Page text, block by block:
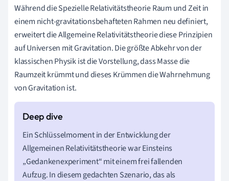
Während die Spezielle Relativitätstheorie Raum und Zeit in
einem nicht-gravitationsbehafteten Rahmen neu definiert,
erweitert die Allgemeine Relativitätstheorie diese Prinzipien
auf Universen mit Gravitation. Die größte Abkehr von der
klassischen Physik ist die Vorstellung, dass Masse die
Raumzeit krümmt und dieses Krümmen die Wahrnehmung
von Gravitation ist.
Ein Schlüsselmoment in der Entwicklung der
Allgemeinen Relativitätstheorie war Einsteins
„Gedankenexperiment“ mit einem frei fallenden
Aufzug. In diesem gedachten Szenario, das als